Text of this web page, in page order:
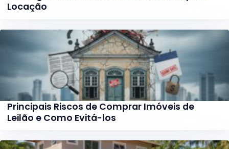
Locação
Principais Riscos de Comprar Imóveis de
Leilão e Como Evitá-los